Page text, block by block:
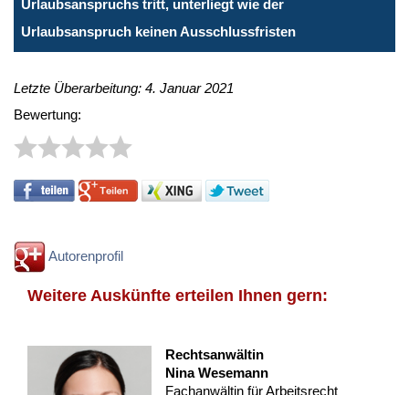
Urlaubsanspruchs tritt, unterliegt wie der
Urlaubsanspruch keinen Ausschlussfristen
Letzte Überarbeitung: 4. Januar 2021
Bewertung:
Autorenprofil
Weitere Auskünfte erteilen Ihnen gern:
Rechtsanwältin
Nina Wesemann
Fachanwältin für Arbeitsrecht